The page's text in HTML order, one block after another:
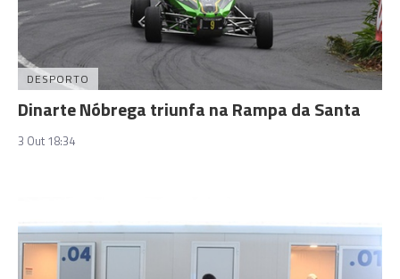
DESPORTO
Dinarte Nóbrega triunfa na Rampa da Santa
3 Out 18:34